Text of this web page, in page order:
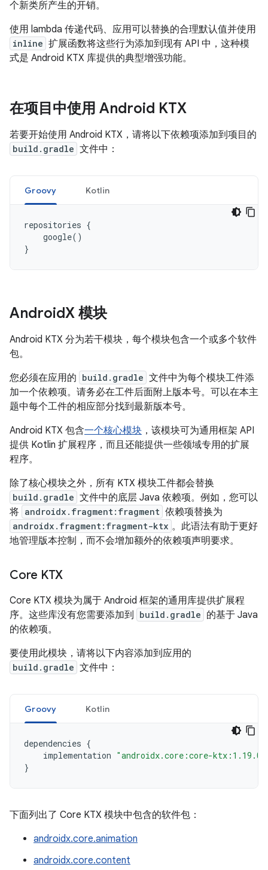
个新类所产生的开销。
使用 lambda 传递代码、应用可以替换的合理默认值并使用
inline 扩展函数将这些行为添加到现有 API 中，这种模
式是 Android KTX 库提供的典型增强功能。
在项目中使用 Android KTX
若要开始使用 Android KTX，请将以下依赖项添加到项目的
build.gradle 文件中：
Groovy Kotlin
repositories {
google()
}
AndroidX 模块
Android KTX 分为若干模块，每个模块包含一个或多个软件
包。
您必须在应用的 build.gradle 文件中为每个模块工件添
加一个依赖项。请务必在工件后面附上版本号。可以在本主
题中每个工件的相应部分找到最新版本号。
Android KTX 包含一个核心模块 ，该模块可为通用框架 API
提供 Kotlin 扩展程序，而且还能提供一些领域专用的扩展
程序。
除了核心模块之外，所有 KTX 模块工件都会替换
build.gradle 文件中的底层 Java 依赖项。例如，您可以
将 androidx.fragment:fragment 依赖项替换为
androidx.fragment:fragment-ktx 。此语法有助于更好
地管理版本控制，而不会增加额外的依赖项声明要求。
Core KTX
Core KTX 模块为属于 Android 框架的通用库提供扩展程
序。这些库没有您需要添加到
build.gradle 的基于 Java
的依赖项。
要使用此模块，请将以下内容添加到应用的
build.gradle 文件中：
Groovy Kotlin
dependencies {
implementation "androidx.core:core-ktx:1.19.0"
}
下面列出了 Core KTX 模块中包含的软件包：
androidx.core.animation
androidx.core.content